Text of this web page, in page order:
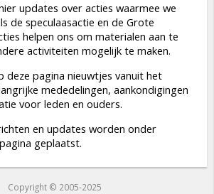
updates over acties waarmee we
de speculaasactie en de Grote
helpen ons om materialen aan te
activiteiten mogelijk te maken.
deze pagina nieuwtjes vanuit het
mededelingen, aankondigingen
voor leden en ouders.
en updates worden onder
geplaatst.
Copyright © 2005-2025